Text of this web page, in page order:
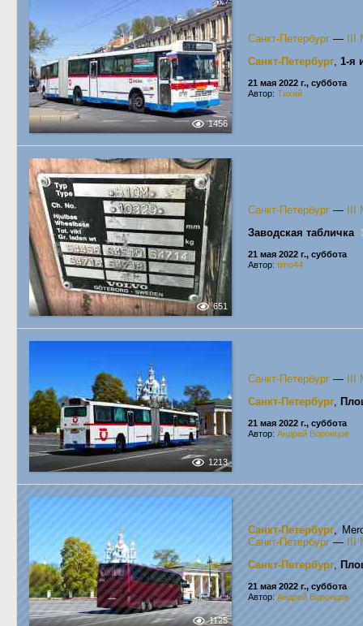
1456
Санкт-Петербург —
Санкт-Петербург, 1-я
21 мая 2022 г., суббота
Автор: Тихий
651
Санкт-Петербург —
Заводская табличка
21 мая 2022 г., суббота
Автор: timo44
1213
Санкт-Петербург —
Санкт-Петербург,
21 мая 2022 г., суббота
Автор: Андрей Воронцов
1125
Санкт-Петербург,
Санкт-Петербург —
Санкт-Петербург,
21 мая 2022 г., суббота
Автор: Андрей Воронцов